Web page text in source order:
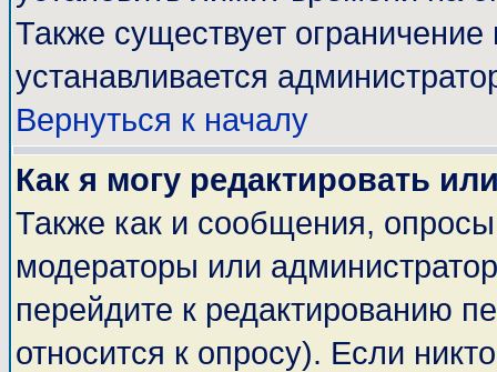
Также существует ограничение
устанавливается
Вернуться к началу
Как я могу редактировать
Также как и сообщения, опросы
модераторы или
перейдите к редактированию
относится к опросу). Если